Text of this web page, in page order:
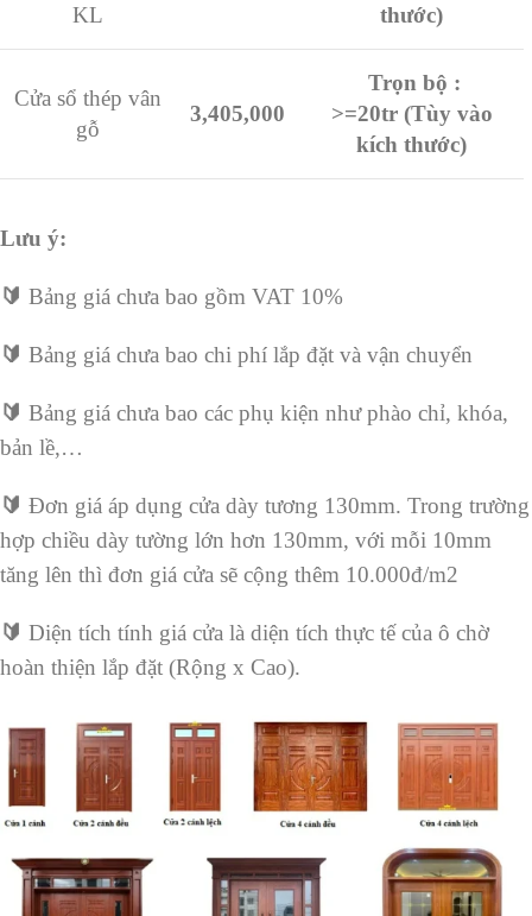
KL
thước)
Cửa sổ thép vân
gỗ
3,405,000
Trọn bộ :
>=20tr(Tùy vào
kích thước)
Lưu ý:
🔰 Bảng giá chưa bao gồm VAT 10%
🔰 Bảng giá chưa bao chi phí lắp đặt và vận chuyển
🔰 Bảng giá chưa bao các phụ kiện như phào chỉ, khóa,
bản lề,…
🔰 Đơn giá áp dụng cửa dày tương 130mm. Trong trường
hợp chiều dày tường lớn hơn 130mm, với mỗi 10mm
tăng lên thì đơn giá cửa sẽ cộng thêm 10.000đ/m2
🔰 Diện tích tính giá cửa là diện tích thực tế của ô chờ
hoàn thiện lắp đặt (Rộng x Cao).